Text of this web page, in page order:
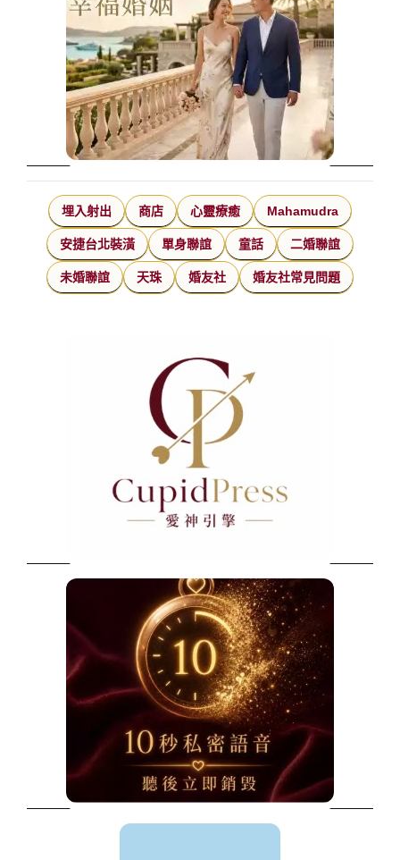
埋入射出 商店 心靈療癒 Mahamudra
安捷台北裝潢 單身聯誼 童話 二婚聯誼
未婚聯誼 天珠 婚友社 婚友社常見問題